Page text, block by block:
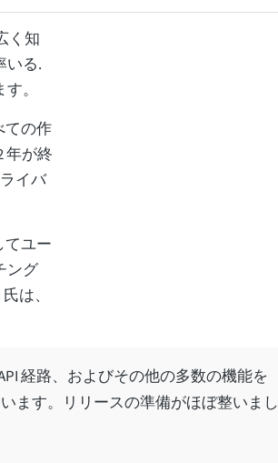
く知
いる.
。
ての作
年が終
イバ
てユー
ング
は、
経路、およびその他の多数の機能を
ます。リリースの準備がほぼ整いまし